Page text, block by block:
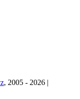
, 2005 - 2026 |